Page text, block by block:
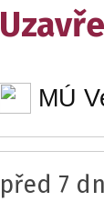
MÚ
před 7